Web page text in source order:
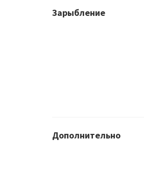
Зарыбление
Дополнительно